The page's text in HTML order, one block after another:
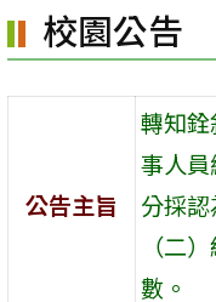
校園公告
公告主旨
轉知
事人
分採
（二
數。